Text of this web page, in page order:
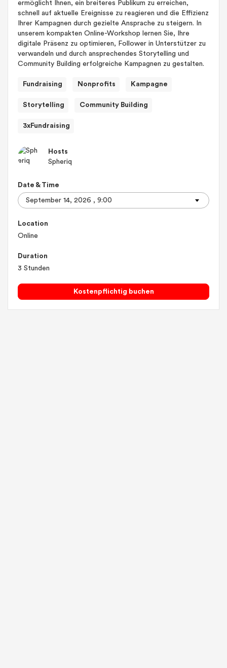
ermöglicht Ihnen, ein breiteres Publikum zu erreichen,
schnell auf aktuelle Ereignisse zu reagieren und die Effizienz
Ihrer Kampagnen durch gezielte Ansprache zu steigern. In
unserem kompakten Online-Workshop lernen Sie, Ihre
digitale Präsenz zu optimieren, Follower in Unterstützer zu
verwandeln und durch ansprechendes Storytelling und
Community Building erfolgreiche Kampagnen zu gestalten.
Fundraising Nonprofits Kampagne
Storytelling Community Building
3xFundraising
Hosts
Spheriq
Date & Time
Location
Online
Duration
3 Stunden
Kostenpflichtig buchen